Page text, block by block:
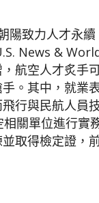
陽致力人才永
News &
航空人才炙手
。其中，就業
行與民航人員
關單位進行實
取得檢定證，